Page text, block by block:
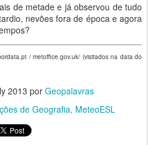
de metade e já observou de tudo
nevões fora de época e agora
/ metoffice.gov.uk/ (visitados na data do
2013 por Geopalavras
de Geografia MeteoESL